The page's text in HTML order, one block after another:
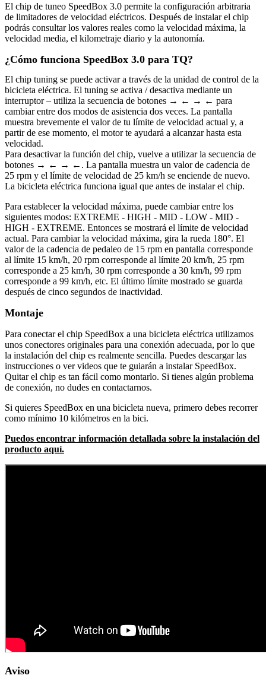
El chip de tuneo SpeedBox 3.0 permite la configuración arbitraria
de limitadores de velocidad eléctricos. Después de instalar el chip
podrás consultar los valores reales como la velocidad máxima, la
velocidad media, el kilometraje diario y la autonomía.
¿Cómo funciona SpeedBox 3.0 para TQ?
El chip tuning se puede activar a través de la unidad de control de la
bicicleta eléctrica. El tuning se activa / desactiva mediante un
interruptor – utiliza la secuencia de botones → ← → ← para
cambiar entre dos modos de asistencia dos veces. La pantalla
muestra brevemente el valor de tu límite de velocidad actual y, a
partir de ese momento, el motor te ayudará a alcanzar hasta esta
velocidad.
Para desactivar la función del chip, vuelve a utilizar la secuencia de
botones → ← → ←. La pantalla muestra un valor de cadencia de
25 rpm y el límite de velocidad de 25 km/h se enciende de nuevo.
La bicicleta eléctrica funciona igual que antes de instalar el chip.
Para establecer la velocidad máxima, puede cambiar entre los
siguientes modos: EXTREME - HIGH - MID - LOW - MID -
HIGH - EXTREME. Entonces se mostrará el límite de velocidad
actual. Para cambiar la velocidad máxima, gira la rueda 180°. El
valor de la cadencia de pedaleo de 15 rpm en pantalla corresponde
al límite 15 km/h, 20 rpm corresponde al límite 20 km/h, 25 rpm
corresponde a 25 km/h, 30 rpm corresponde a 30 km/h, 99 rpm
corresponde a 99 km/h, etc. El último límite mostrado se guarda
después de cinco segundos de inactividad.
Montaje
Para conectar el chip SpeedBox a una bicicleta eléctrica utilizamos
unos conectores originales para una conexión adecuada, por lo que
la instalación del chip es realmente sencilla. Puedes descargar las
instrucciones o ver videos que te guiarán a instalar SpeedBox.
Quitar el chip es tan fácil como montarlo. Si tienes algún problema
de conexión, no dudes en contactarnos.
Si quieres SpeedBox en una bicicleta nueva, primero debes recorrer
como mínimo 10 kilómetros en la bici.
Puedos encontrar información detallada sobre la instalación del
producto aquí.
Aviso